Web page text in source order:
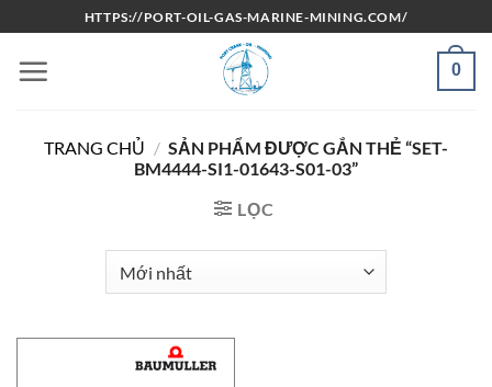
qua
nội
HTTPS://PORT-OIL-GAS-MARINE-MINING.COM/
0
TRANG CHỦ / SẢN PHẨM ĐƯỢC GẮN THẺ “SET-
BM4444-SI1-01643-S01-03”
LỌC